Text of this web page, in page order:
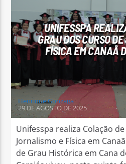
UNIFESSPA
GRAU DOS CURSO
FÍSICA EM CANAÃ
Henrique Gonzaga
29 DE AGOSTO DE 2025
Unifesspa realiza Colação
Jornalismo e Física em
de Grau Histórica em Cana